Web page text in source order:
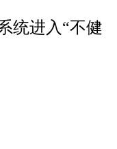
统进入“不健